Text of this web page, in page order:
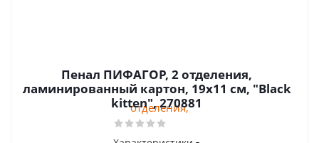
Пенал ПИФАГОР, 2 отделения,
ламинированный картон, 19х11 см, "Black
kitten", 270881